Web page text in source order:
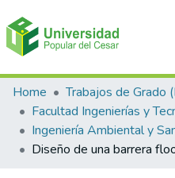
Communities & Collections
All of DSpace
Statistics
Home